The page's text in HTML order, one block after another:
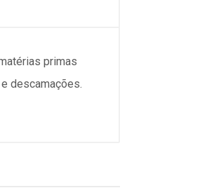
primas
descamações.